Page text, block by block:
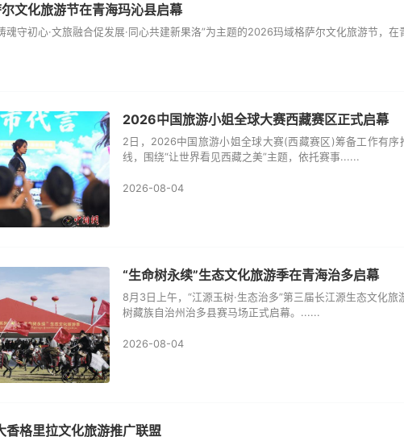
文化旅游节在青海玛沁县启幕
魂守初心·文旅融合促发展·同心共建新果洛”为主题的2026玛域格萨尔文化旅游节，
2026中国旅游小姐全球大赛西藏赛区正式启幕
2日，2026中国旅游小姐全球大赛(西藏赛区)筹备工作有序
线，围绕“让世界看见西藏之美”主题，依托赛事......
2026-08-04
“生命树永续”生态文化旅游季在青海治多启幕
8月3日上午，“江源玉树·生态治多”第三届长江源生态文化
树藏族自治州治多县赛马场正式启幕。......
2026-08-04
香格里拉文化旅游推广联盟